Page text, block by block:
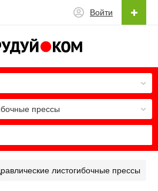
Войти
прессы
листогибочные прессы